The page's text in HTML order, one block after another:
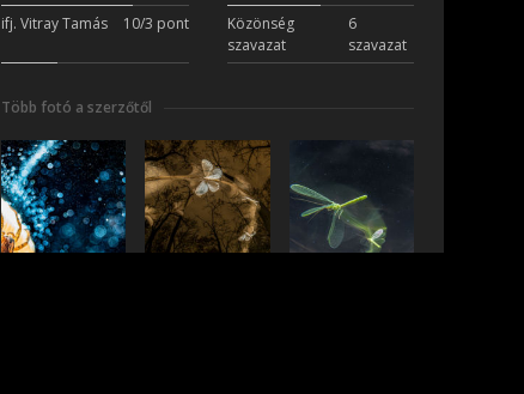
ifj. Vitray Tamás
10/3 pont
Közönség
szavazat
6
szavazat
Több fotó a szerzőtől